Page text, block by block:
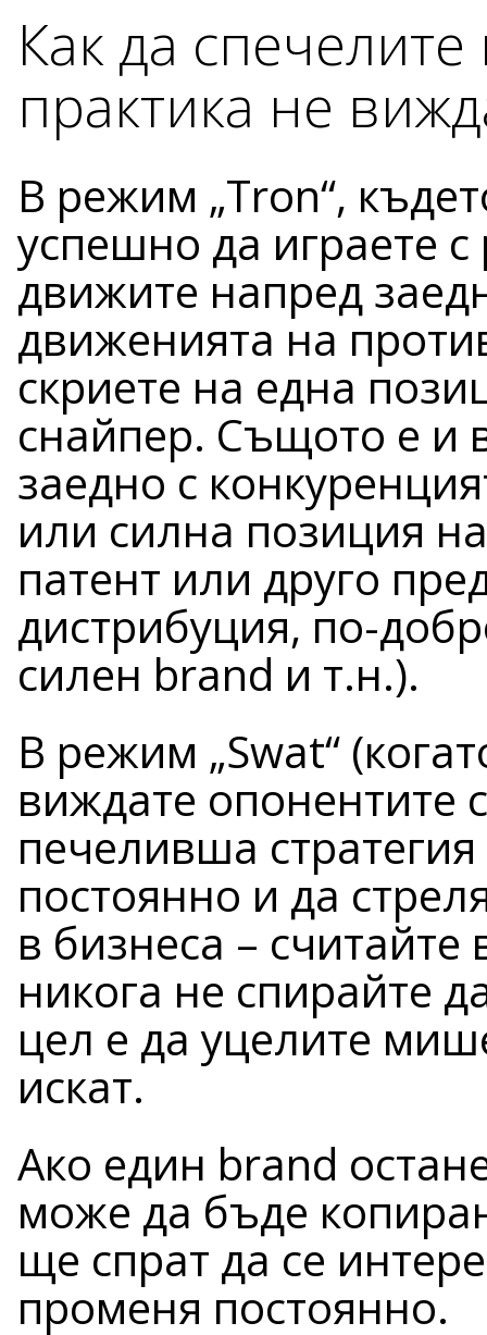
Как да спечелите
практика не
В режим „Tron“,
успешно да играете
движите напред
движенията на
скриете на една
снайпер. Същото е и
заедно с
или силна позиция
патент или друго
дистрибуция, по-
силен brand и т.н.).
В режим „Swat“
виждате опонентите
печеливша
постоянно и да
в бизнеса –
никога не спирайте
цел е да уцелите
искат.
Ако един brand
може да бъде
ще спрат да се
променя постоянно.